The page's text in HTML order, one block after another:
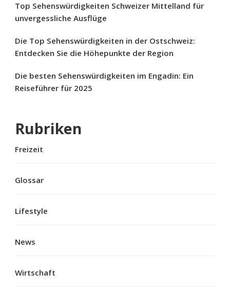
Top Sehenswürdigkeiten Schweizer Mittelland für
unvergessliche Ausflüge
Die Top Sehenswürdigkeiten in der Ostschweiz:
Entdecken Sie die Höhepunkte der Region
Die besten Sehenswürdigkeiten im Engadin: Ein
Reiseführer für 2025
Rubriken
Freizeit
Glossar
Lifestyle
News
Wirtschaft